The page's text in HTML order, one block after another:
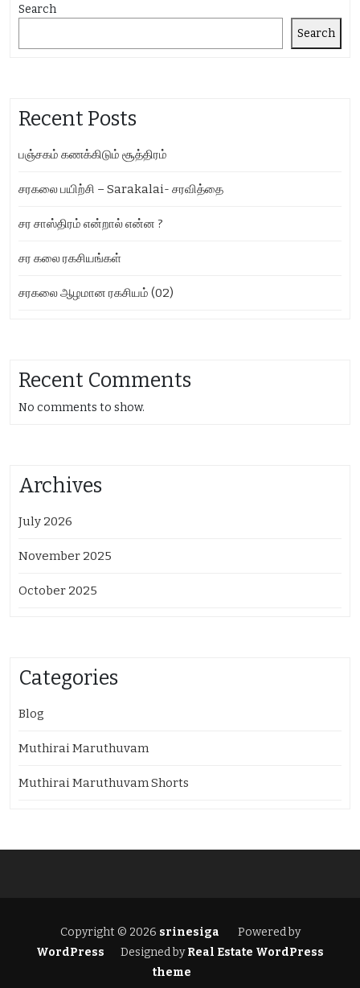
Search
Search
Recent Posts
பஞ்சகம் கணக்கிடும் சூத்திரம்
சரகலை பயிற்சி – Sarakalai- சரவித்தை
சர சாஸ்திரம் என்றால் என்ன ?
சர கலை ரகசியங்கள்
சரகலை ஆழமான ரகசியம் (02)
Recent Comments
No comments to show.
Archives
July 2026
November 2025
October 2025
Categories
Blog
Muthirai Maruthuvam
Muthirai Maruthuvam Shorts
Copyright © 2026 srinesiga
Powered by
WordPress
Designed byReal Estate WordPress
theme